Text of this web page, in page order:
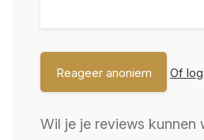
Of
Wil je je reviews kunnen